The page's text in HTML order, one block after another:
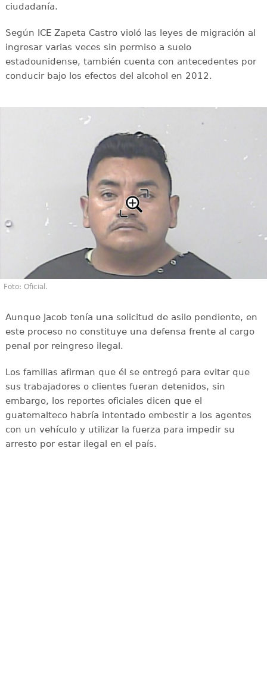
ciudadanía.
Según ICE Zapeta Castro violó las leyes de migración al
ingresar varias veces sin permiso a suelo
estadounidense, también cuenta con antecedentes por
conducir bajo los efectos del alcohol en 2012.
Foto: Oficial.
Aunque Jacob tenía una solicitud de asilo pendiente, en
este proceso no constituye una defensa frente al cargo
penal por reingreso ilegal.
Los familias afirman que él se entregó para evitar que
sus trabajadores o clientes fueran detenidos, sin
embargo, los reportes oficiales dicen que el
guatemalteco habría intentado embestir a los agentes
con un vehículo y utilizar la fuerza para impedir su
arresto por estar ilegal en el país.